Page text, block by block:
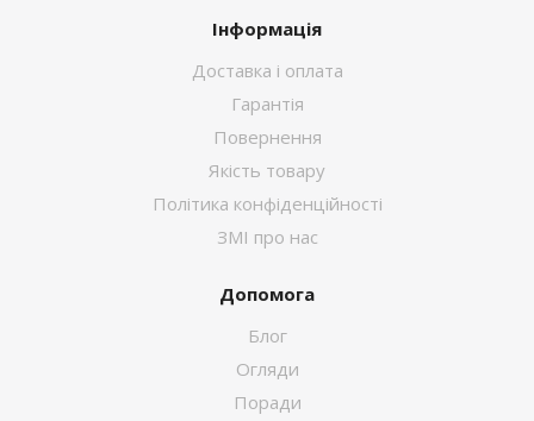
Інформація
Доставка і оплата
Гарантія
Повернення
Якість товару
Політика конфіденційності
ЗМІ про нас
Допомога
Блог
Огляди
Поради